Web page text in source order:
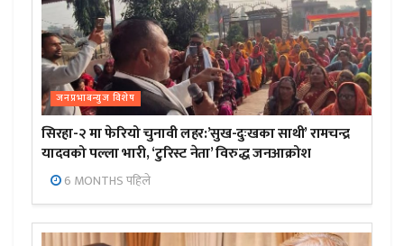
जनप्रभाबन्युज विशेष
सिरहा-२ मा फेरियो चुनावी लहर:’सुख-दुःखका साथी’ रामचन्द्र
यादवको पल्ला भारी, ‘टुरिस्ट नेता’ विरुद्ध जनआक्रोश
6 MONTHS पहिले